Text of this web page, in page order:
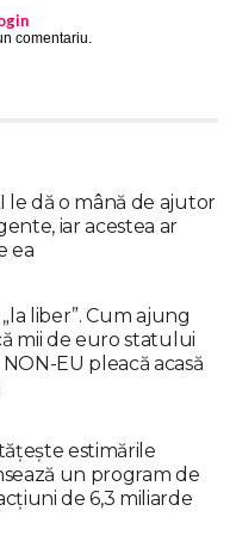
comentariu.
le dă o mână de ajutor
iar acestea ar
ea
liber”. Cum ajung
mii de euro statului
EU pleacă acasă
estimările
un program de
de 6,3 miliarde